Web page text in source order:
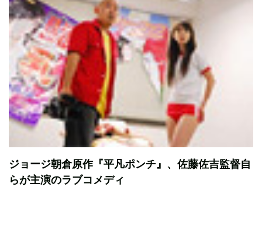
ジョージ朝倉原作『平凡ポンチ』、佐藤佐吉監督自
らが主演のラブコメディ